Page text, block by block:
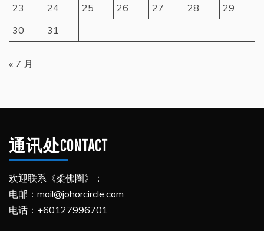
23
24 25 26 27 28
29
30
31
« 7 月
通讯处CONTACT
欢迎联系《柔佛圈》：
电邮：mail@johorcircle.com
电话：+60127996701